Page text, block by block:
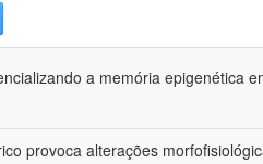
a memória epigenética
provoca alterações